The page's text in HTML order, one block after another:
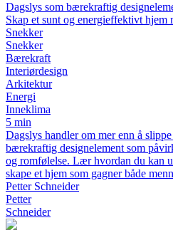
Dagslys som bærekraftig
Skap et sunt og energieffektivt
Snekker
Snekker
Bærekraft
Interiørdesign
Arkitektur
Energi
Inneklima
5 min
Dagslys handler om mer enn å
bærekraftig designelement som
og romfølelse. Lær hvordan du kan
skape et hjem som gagner både
Petter Schneider
Petter
Schneider